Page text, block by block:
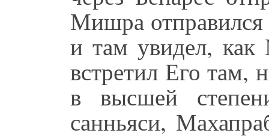
Мишра отправился
и там увидел, как
встретил Его там,
в высшей
санньяси,